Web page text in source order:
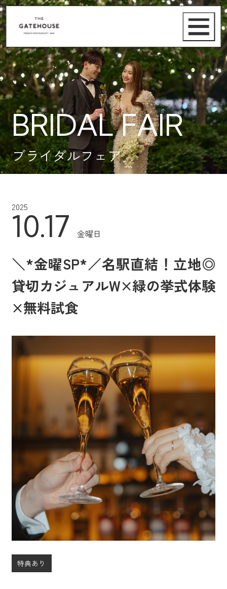
BRIDAL FAIR
ブライダルフェア
2025
10.17 金曜日
＼*金曜SP*／名駅直結！立地◎
貸切カジュアルW×緑の挙式体験
×無料試食
特典あり